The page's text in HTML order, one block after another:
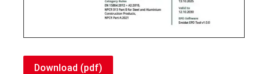
Download (pdf)